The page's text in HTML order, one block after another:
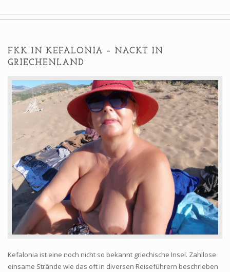
FKK IN KEFALONIA – NACKT IN
GRIECHENLAND
Kefalonia ist eine noch nicht so bekannt griechische Insel. Zahllose
einsame Strände wie das oft in diversen Reiseführern beschrieben